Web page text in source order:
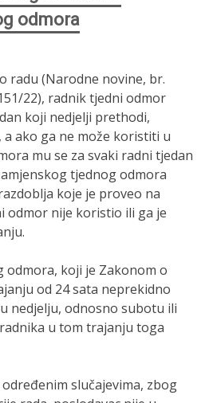
odmora
radu (Narodne novine, br.
22), radnik tjedni odmor
koji nedjelji prethodi,
ako ga ne može koristiti u
mu se za svaki radni tjedan
tjednog odmora
koje je proveo na
odmor nije koristio ili ga je
koji je Zakonom o
od 24 sata neprekidno
nedjelju, odnosno subotu ili
u tom trajanju toga
slučajevima, zbog